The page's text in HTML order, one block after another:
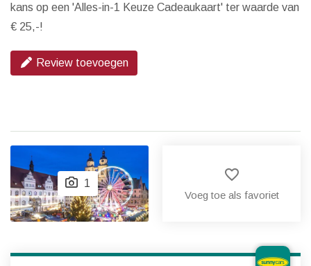
kans op een 'Alles-in-1 Keuze Cadeaukaart' ter waarde van
€ 25,-!
Review toevoegen
1
favorite_border
Voeg toe als favoriet